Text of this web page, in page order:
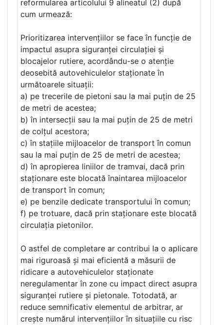
reformularea articolului 9 alineatul (2) după
cum urmează:
Prioritizarea intervențiilor se face în funcție de
impactul asupra siguranței circulației și
blocajelor rutiere, acordându-se o atenție
deosebită autovehiculelor staționate în
următoarele situații:
a) pe trecerile de pietoni sau la mai puțin de 25
de metri de acestea;
b) în intersecții sau la mai puțin de 25 de metri
de colțul acestora;
c) în stațiile mijloacelor de transport în comun
sau la mai puțin de 25 de metri de acestea;
d) în apropierea liniilor de tramvai, dacă prin
staționare este blocată înaintarea mijloacelor
de transport în comun;
e) pe benzile dedicate transportului în comun;
f) pe trotuare, dacă prin staționare este blocată
circulația pietonilor.
O astfel de completare ar contribui la o aplicare
mai riguroasă și mai eficientă a măsurii de
ridicare a autovehiculelor staționate
neregulamentar în zone cu impact direct asupra
siguranței rutiere și pietonale. Totodată, ar
reduce semnificativ elementul de arbitrar, ar
crește numărul intervențiilor în situațiile cu risc